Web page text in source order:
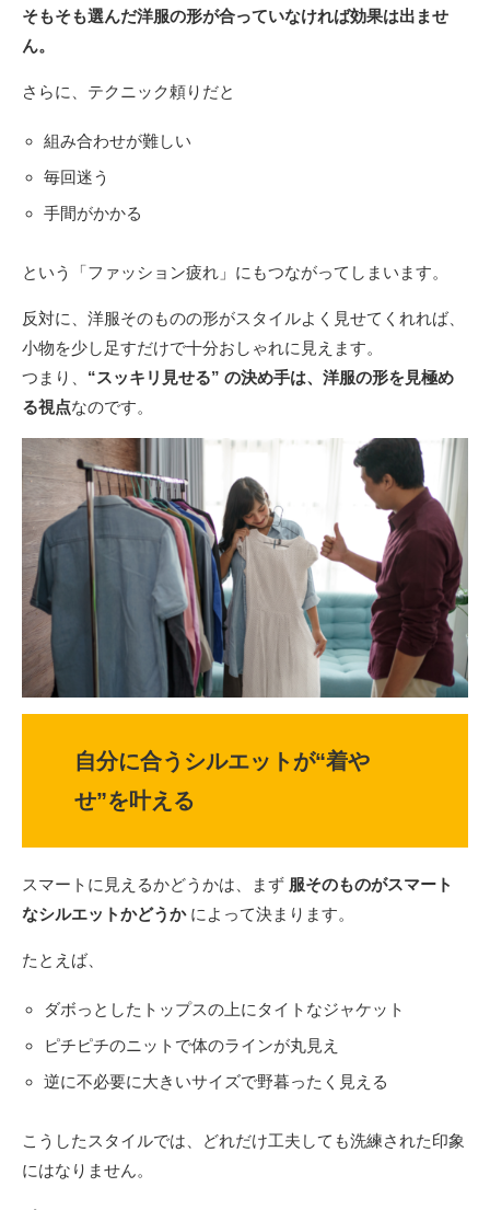
そもそも選んだ洋服の形が合っていなければ効果は出ませ
ん。
さらに、テクニック頼りだと
組み合わせが難しい
毎回迷う
手間がかかる
という「ファッション疲れ」にもつながってしまいます。
反対に、洋服そのものの形がスタイルよく見せてくれれば、
小物を少し足すだけで十分おしゃれに見えます。
つまり、 “スッキリ見せる” の決め手は、洋服の形を見極め
る視点なのです。
自分に合うシルエットが“着や
せ”を叶える
スマートに見えるかどうかは、まず 服そのものがスマート
なシルエットかどうかによって決まります。
たとえば、
ダボっとしたトップスの上にタイトなジャケット
ピチピチのニットで体のラインが丸見え
逆に不必要に大きいサイズで野暮ったく見える
こうしたスタイルでは、どれだけ工夫しても洗練された印象
にはなりません。